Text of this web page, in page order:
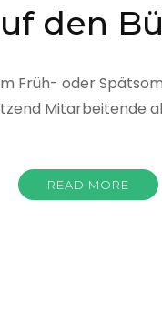
den
Früh- oder
Mitarbeitende
READ MORE